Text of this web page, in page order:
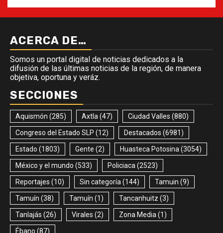
ACERCA DE…
Somos un portal digital de noticias dedicados a la
difusión de las últimas noticias de la región, de manera
objetiva, oportuna y veráz.
SECCIONES
Aquismón (285) Axtla(47) Ciudad Valles (880)
Congreso del Estado SLP (12) Destacados (6981)
Estado (1803) Gente (2) Huasteca Potosina(3054)
México y el mundo (533) Policiaca(2523)
Reportajes (10) Sin categoría(144) Tamuin (9)
Tamuín (38) Tamuín (1) Tancanhuitz (3)
Tanlajás (26) Virales (2) Zona Media(1)
Ébano (87)